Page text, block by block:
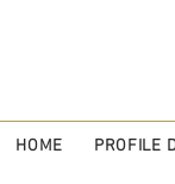
HOME PROFILE